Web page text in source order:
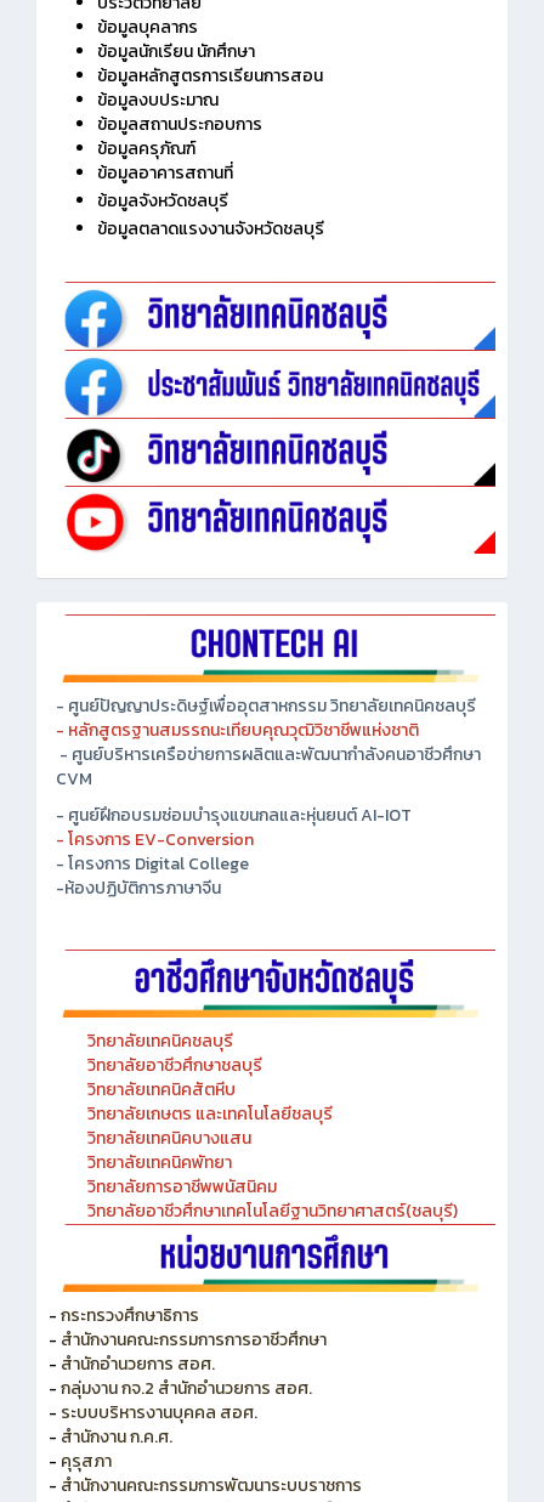
ประวัติวิทยาลัย
ข้อมูลบุคลากร
ข้อมูลนักเรียน นักศึกษา
ข้อมูลหลักสูตรการเรียนการสอน
ข้อมูลงบประมาณ
ข้อมูลสถานประกอบการ
ข้อมูลครุภัณฑ์
ข้อมูลอาคารสถานที่
ข้อมูลจังหวัดชลบุรี
- ศูนย์ปัญญาประดิษฐ์เพื่ออุตสาหกรรม วิทยาลัยเทคนิคชลบุรี
- หลักสูตรฐานสมรรถนะเทียบคุณวุฒิวิชาชีพแห่งชาติ
- ศูนย์บริหารเครือข่ายการผลิตและพัฒนากำลังคนอาชีวศึกษา
CVM
- ศูนย์ฝึกอบรมซ่อมบำรุงแขนกลและหุ่นยนต์ AI-IOT
- โครงการ EV-Conversion
- โครงการ Digital College
วิทยาลัยเทคนิคชลบุรี
วิทยาลัยอาชีวศึกษาชลบุรี
วิทยาลัยเทคนิคสัตหีบ
วิทยาลัยเกษตร และเทคโนโลยีชลบุรี
วิทยาลัยเทคนิคบางแสน
วิทยาลัยเทคนิคพัทยา
วิทยาลัยการอาชีพพนัสนิคม
วิทยาลัยอาชีวศึกษาเทคโนโลยีฐานวิทยาศาสตร์(ชลบุรี)
- กระทรวงศึกษาธิการ
- สำนักงานคณะกรรมการการอาชีวศึกษา
- สำนักอำนวยการ สอศ.
- กลุ่มงาน กจ.2 สำนักอำนวยการ สอศ.
- ระบบบริหารงานบุคคล สอศ.
- สำนักงาน ก.ค.ศ.
- คุรุสภา